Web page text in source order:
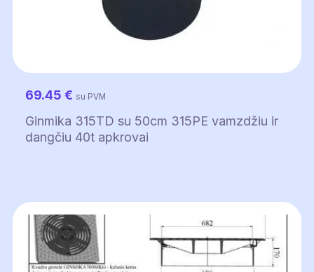
69.45 € su PVM
Ginmika 315TD su 50cm 315PE vamzdžiu ir
dangčiu 40t apkrovai